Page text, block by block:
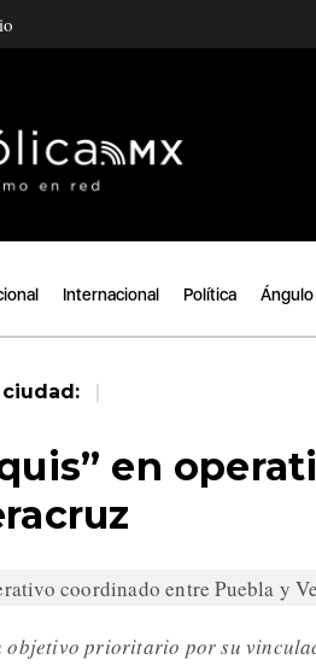
Internacional Política
|
en
objetivo prioritario por su